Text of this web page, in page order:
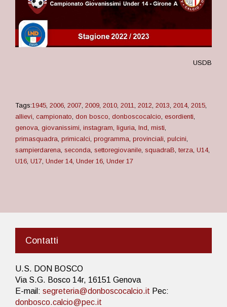
USDB
Tags:1945 2006 2007 2009 2010 2011 2012 2013 2014, 2015
allievi campionato don bosco donboscocalcio esordienti
genova giovanissimi instagram liguria lnd misti
primasquadra primicalci programma provinciali pulcini
sampierdarena seconda settoregiovanile squadraB terza U14,
U16 U17 Under 14, Under 16 Under 17
Contatti
U.S. DON BOSCO
Via S.G. Bosco 14r, 16151 Genova
E-mail: segreteria@donboscocalcio.it Pec:
donbosco.calcio@pec.it